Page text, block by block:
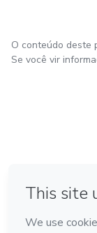
O conteúdo deste
Se você vir
Feito com ❤ em